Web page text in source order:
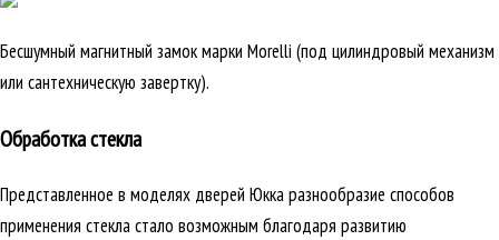
Бесшумный магнитный замок марки Morelli (под цилиндровый механизм
или сантехническую завертку).
Обработка стекла
Представленное в моделях дверей Юкка разнообразие способов
применения стекла стало возможным благодаря развитию